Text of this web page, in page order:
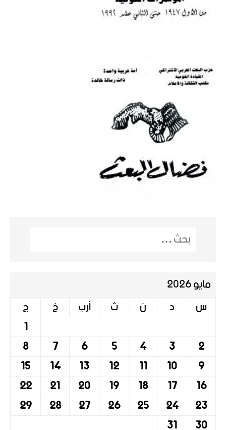
مايو 2026
س
د ن ث أرب خ ج
1
2
3
4
5
6
7
8
9
10
11
12
13
14
15
16
17
18
19
20
21
22
23
24
25
26
27
28
29